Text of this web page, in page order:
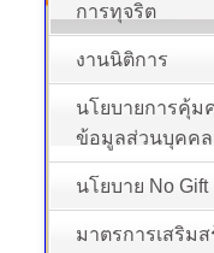
การทุจริต
งานนิติการ
นโยบายการคุ้ม
ข้อมูลส่วนบุคคล
นโยบาย No Gift
มาตรการเสริมส